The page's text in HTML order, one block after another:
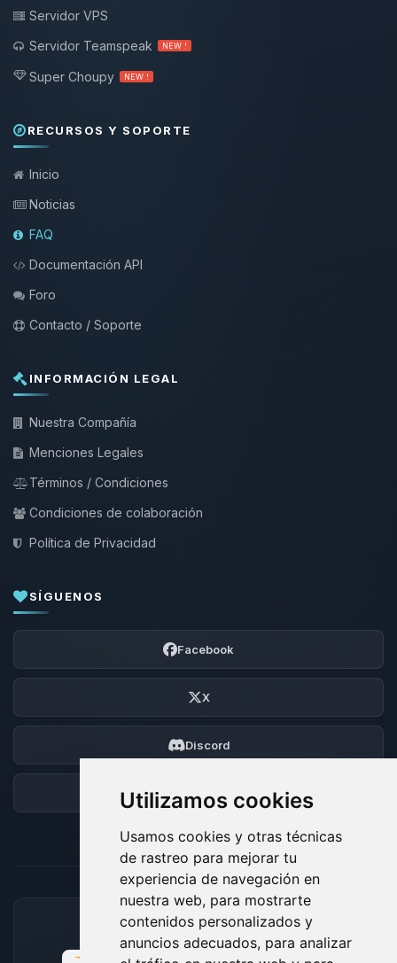
Utilizamos cookies
Usamos cookies y otras técnicas
de rastreo para mejorar tu
experiencia de navegación en
nuestra web, para mostrarte
contenidos personalizados y
anuncios adecuados, para analizar
Servidor VPS
Servidor Teamspeak
NEW !
Super Choupy NEW !
RECURSOS Y SOPORTE
Inicio
Noticias
FAQ
Documentación API
Foro
Contacto / Soporte
INFORMACIÓN LEGAL
Nuestra Compañía
Menciones Legales
Términos / Condiciones
Condiciones de colaboración
Política de Privacidad
SÍGUENOS
Facebook
X
Discord
Foro
MÉTODOS DE PAGO ACEPTADOS